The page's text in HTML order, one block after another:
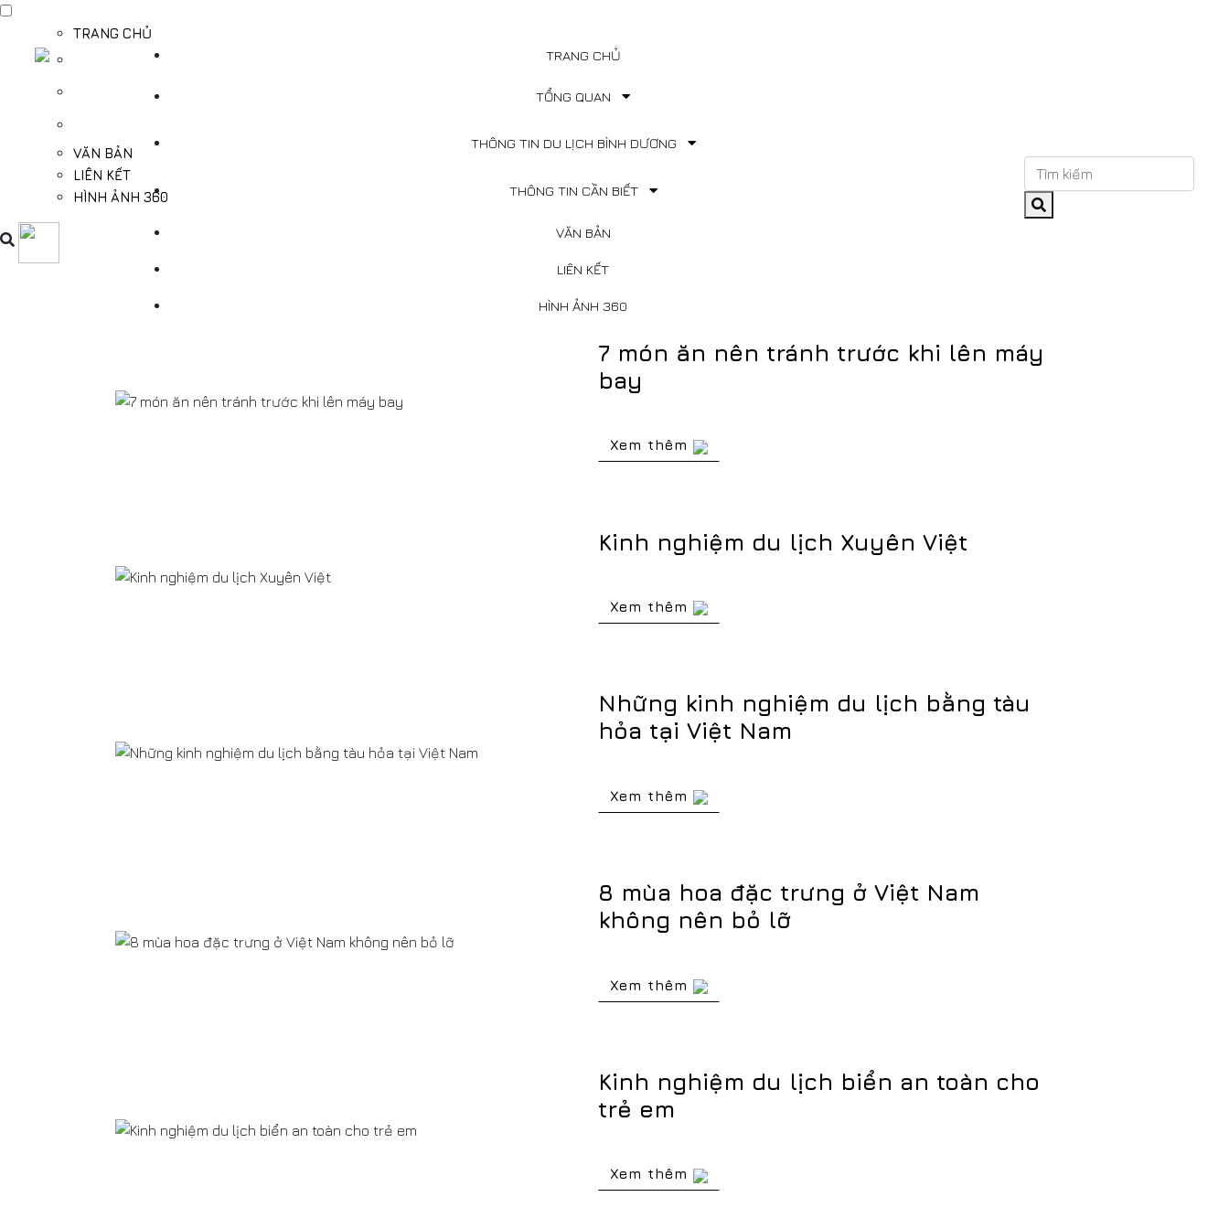
TRANG CHỦ
TỔNG QUAN
THÔNG TIN DU LỊCH BÌNH DƯƠNG
VĂN BẢN
LIÊN KẾT
HÌNH ẢNH 360
TRANG CHỦ
TỔNG QUAN
THÔNG TIN DU LỊCH BÌNH DƯƠNG
THÔNG TIN CẦN BIẾT
VĂN BẢN
LIÊN KẾT
HÌNH ẢNH 360
7 món ăn nên tránh trước khi lên máy
bay
Xem thêm
Kinh nghiệm du lịch Xuyên Việt
Xem thêm
Những kinh nghiệm du lịch bằng tàu
hỏa tại Việt Nam
Xem thêm
8 mùa hoa đặc trưng ở Việt Nam
không nên bỏ lỡ
Xem thêm
Kinh nghiệm du lịch biển an toàn cho
trẻ em
Xem thêm